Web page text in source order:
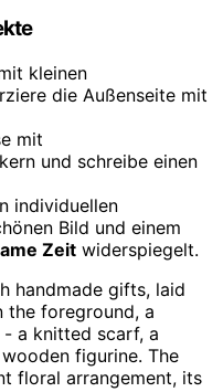
kleinen
die Außenseite mit
mit
und schreibe einen
individuellen
Bild und einem
Zeit widerspiegelt.